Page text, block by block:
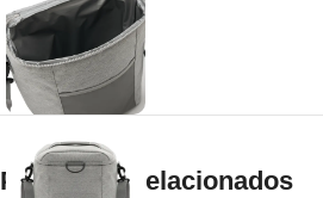
Productos relacionados